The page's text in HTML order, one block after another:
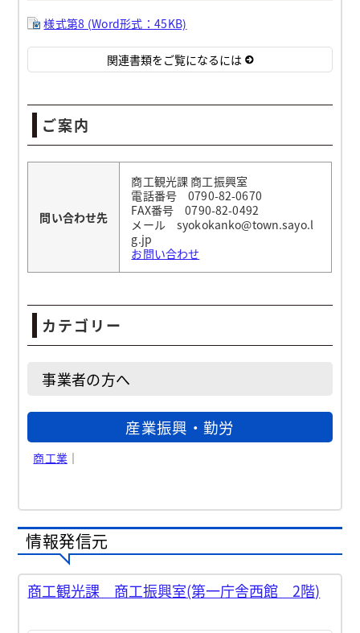
様式第8 (Word形式：45KB)
関連書類をご覧になるには
ご案内
問い合わせ先
商工観光課 商工振興室
電話番号 0790-82-0670
FAX番号 0790-82-0492
メール syokokanko@town.sayo.l
g.jp
お問い合わせ
カテゴリー
事業者の方へ
産業振興・勤労
商工業｜
情報発信元
商工観光課 商工振興室(第一庁舎西館 2階)